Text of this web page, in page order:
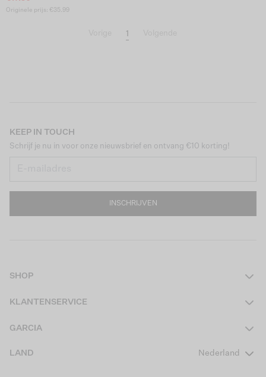
Originele prijs: €35.99
1
KEEP IN TOUCH
Schrijf je nu in voor onze nieuwsbrief en ontvang €10 korting!
INSCHRIJVEN
SHOP
Boys Teens
KLANTENSERVICE
GARCIA
LAND Nederland